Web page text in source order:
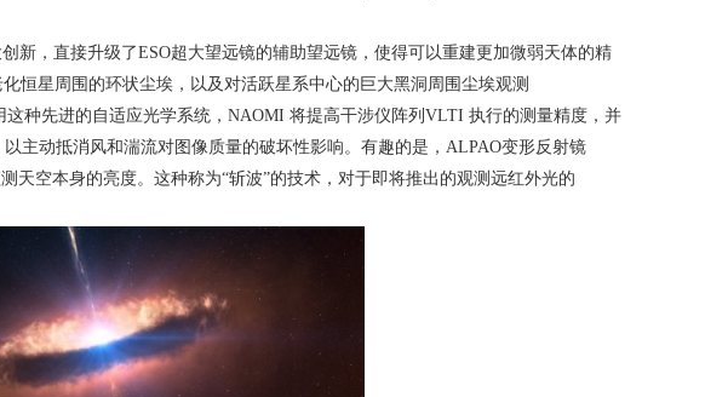
新，直接升级了ESO超大望远镜的辅助望远镜，使得可以重建更加微弱天体的精
恒星周围的环状尘埃，以及对活跃星系中心的巨大黑洞周围尘埃观测
种先进的自适应光学系统， NAOMI 将提高干涉仪阵列 VLTI 执行的测量精度，并
以主动抵消风和湍流对图像质量的破坏性影响。有趣的是， ALPAO变形反射镜
天空本身的亮度。这种称为“斩波”的技术，对于即将推出的观测远红外光的